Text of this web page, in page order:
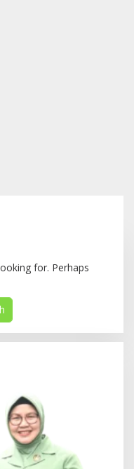
for. Perhaps